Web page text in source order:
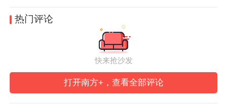
聚了腾讯、华为、阿里等众多科技巨头。然
而，面对AI的浪潮，文化界与知识界似乎缺
乏足够的反思，“在人文世界中，如果我们丧
失独立思考，未来恐怕只能被AI骑着鼻子
热门评论
快来抢沙发
打开南方+，查看全部评论